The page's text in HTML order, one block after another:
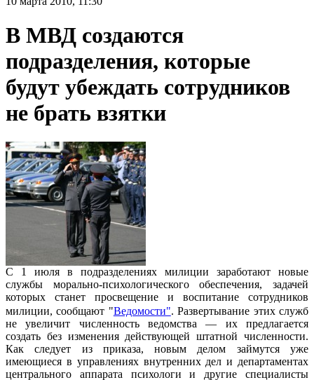
В МВД создаются
подразделения, которые
будут убеждать сотрудников
не брать взятки
С 1 июля в подразделениях милиции заработают новые
службы морально-психологического обеспечения, задачей
которых станет просвещение и воспитание сотрудников
милиции, сообщают "Ведомости". Развертывание этих служб
не увеличит численность ведомства — их предлагается
создать без изменения действующей штатной численности.
Как следует из приказа, новым делом займутся уже
имеющиеся в управлениях внутренних дел и департаментах
центрального аппарата психологи и другие специалисты